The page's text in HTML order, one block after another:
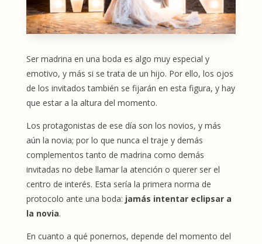
Ser madrina en una boda es algo muy especial y
emotivo, y más si se trata de un hijo. Por ello, los ojos
de los invitados también se fijarán en esta figura, y hay
que estar a la altura del momento.
Los protagonistas de ese día son los novios, y más
aún la novia; por lo que nunca el traje y demás
complementos tanto de madrina como demás
invitadas no debe llamar la atención o querer ser el
centro de interés. Esta sería la primera norma de
protocolo ante una boda: jamás intentar eclipsar a
la novia.
En cuanto a qué ponernos, depende del momento del